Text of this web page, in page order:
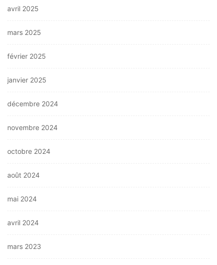
avril 2025
mars 2025
février 2025
janvier 2025
décembre 2024
novembre 2024
octobre 2024
août 2024
mai 2024
avril 2024
mars 2023